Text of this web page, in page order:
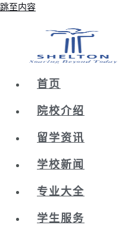
跳至内容
首页
院校介绍
留学资讯
学校新闻
专业大全
学生服务